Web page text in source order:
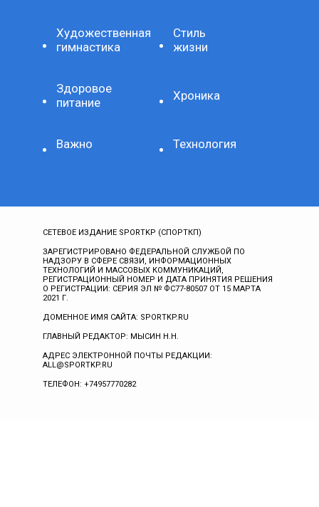
Художественная
гимнастика
Стиль
жизни
Здоровое
питание
Хроника
Важно Технология
СЕТЕВОЕ ИЗДАНИЕ SPORTKP (СПОРТКП)
ЗАРЕГИСТРИРОВАНО ФЕДЕРАЛЬНОЙ СЛУЖБОЙ ПО
НАДЗОРУ В СФЕРЕ СВЯЗИ, ИНФОРМАЦИОННЫХ
ТЕХНОЛОГИЙ И МАССОВЫХ КОММУНИКАЦИЙ,
РЕГИСТРАЦИОННЫЙ НОМЕР И ДАТА ПРИНЯТИЯ РЕШЕНИЯ
О РЕГИСТРАЦИИ: СЕРИЯ ЭЛ № ФС77-80507 ОТ 15 МАРТА
2021 Г.
ДОМЕННОЕ ИМЯ САЙТА: SPORTKP.RU
ГЛАВНЫЙ РЕДАКТОР: МЫСИН Н.Н.
АДРЕС ЭЛЕКТРОННОЙ ПОЧТЫ РЕДАКЦИИ:
ALL@SPORTKP.RU
ТЕЛЕФОН: +74957770282